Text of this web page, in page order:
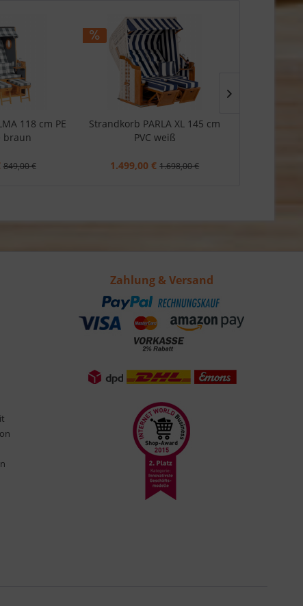
118 cm PE
braun
849,00 €
Strandkorb PARLA XL 145 cm
PVC weiß
1.499,00 € 1.698,00 €
Zahlung & Versand